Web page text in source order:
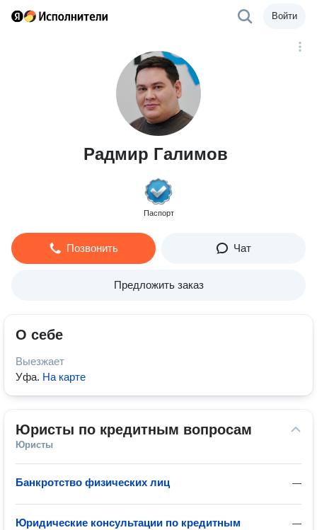
Войти
Радмир Галимов
Паспорт
Позвонить Чат
Предложить заказ
О себе
Выезжает
Уфа. На карте
Юристы по кредитным вопросам
Юристы
—
Банкротство физических лиц
—
Юридические консультации по кредитным